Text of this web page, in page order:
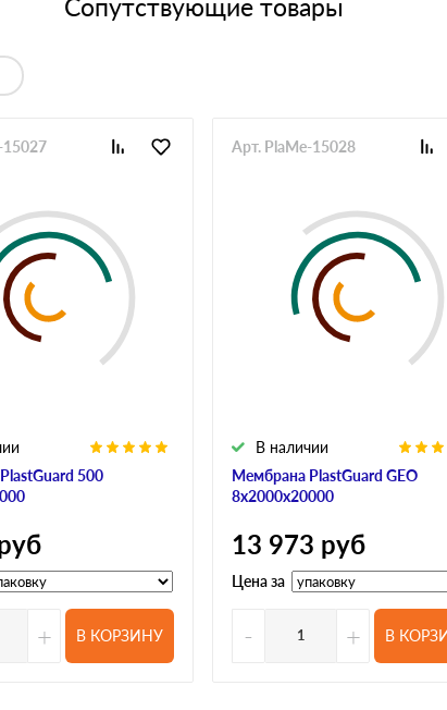
500
15027
+ В КОРЗИНУ
Мембрана PlastGuard GEO
8х2000х20000
В наличии
Арт. PlaMe-15028
13 973 руб
Цена за
- + В